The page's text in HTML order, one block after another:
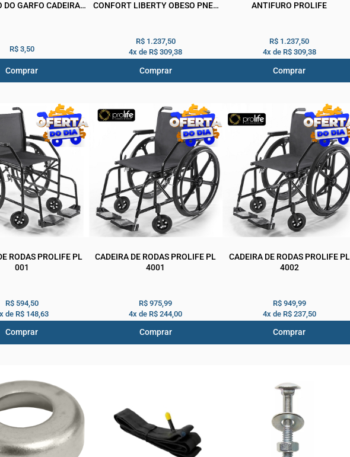
DO GARFO CADEIRA
R$ 3,50
Comprar
CONFORT LIBERTY OBESO PNEU
R$ 1.237,50
4x de R$ 309,38
Comprar
ANTIFURO PROLIFE
R$ 1.237,50
4x de R$ 309,38
Comprar
RODAS PROLIFE PL
001
R$ 594,50
de R$ 148,63
Comprar
CADEIRA DE RODAS PROLIFE PL
4001
R$ 975,99
4x de R$ 244,00
Comprar
CADEIRA DE RODAS PROLIFE PL
4002
R$ 949,99
4x de R$ 237,50
Comprar